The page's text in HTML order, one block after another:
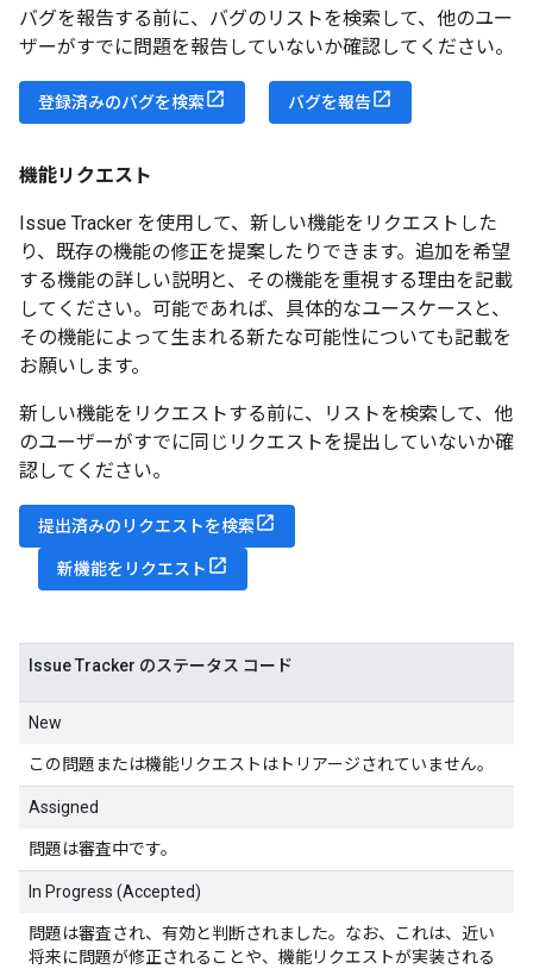
バグを報告する前に、バグのリストを検索して、他のユー
ザーがすでに問題を報告していないか確認してください。
登録済みのバグを検索 バグを報告
機能リクエスト
Issue Tracker を使用して、新しい機能をリクエストした
り、既存の機能の修正を提案したりできます。追加を希望
する機能の詳しい説明と、その機能を重視する理由を記載
してください。可能であれば、具体的なユースケースと、
その機能によって生まれる新たな可能性についても記載を
お願いします。
新しい機能をリクエストする前に、リストを検索して、他
のユーザーがすでに同じリクエストを提出していないか確
認してください。
提出済みのリクエストを検索
新機能をリクエスト
Issue Tracker のステータス コード
New
この問題または機能リクエストはトリアージされていません。
Assigned
問題は審査中です。
In Progress (Accepted)
問題は審査され、有効と判断されました。なお、これは、近い
将来に問題が修正されることや、機能リクエストが実装される